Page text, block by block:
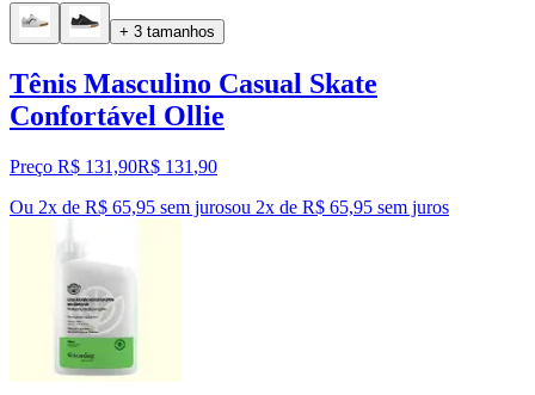
+ 3 tamanhos
Tênis Masculino Casual Skate
Confortável Ollie
Preço R$ 131,90R$ 131 ,90
Ou 2x de R$ 65,95 sem jurosou 2x de R$ 65,95 sem juros